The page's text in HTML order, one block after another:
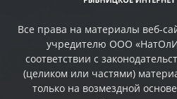
Все права на материалы веб-
учредителю ООО
соответствии с
(целиком или частями)
только на возмездной